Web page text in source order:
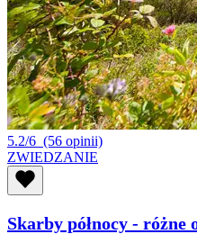
5.2/6 (56 opinii)
ZWIEDZANIE
Skarby północy - różne